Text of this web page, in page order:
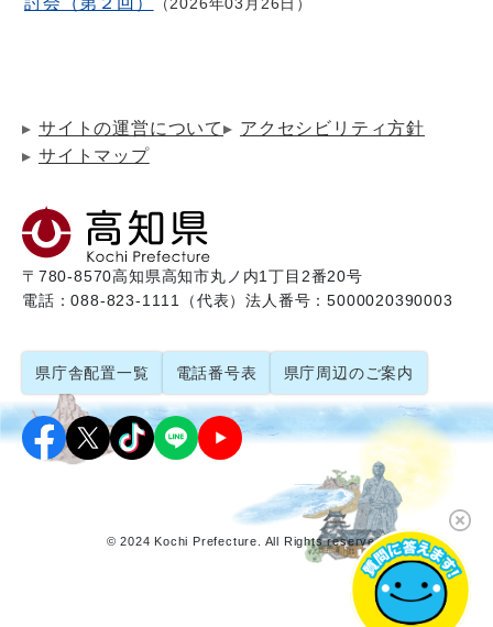
サイトの運営について
アクセシビリティ方針
サイトマップ
〒780-8570高知県高知市丸ノ内1丁目2番20号
電話：088-823-1111（代表）法人番号：5000020390003
県庁舎配置一覧 電話番号表 県庁周辺のご案内
© 2024 Kochi Prefecture. All Rights reserved.